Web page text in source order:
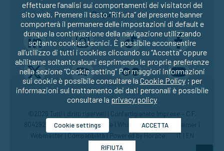
Seguici su:
©2026 Tutti i diritti riservati | Confartigianato Imprese – C.F.
80429270582 |Privacy|Cookie Whistleblowing|Disclaimer
Webmaster|Compatibilità| Powered by Horace IT EN
effettuare l’analisi sui comportamenti dei visitatori del
sito web. Premere il tasto “Rifiuta” del presente banner
comporterà il permanere delle impostazioni di default e
dunque la continuazione della navigazione utilizzando
soltanto cookies tecnici. È possibile acconsentire
all’utilizzo di tutti i cookies cliccando su “Accetta” oppure
abilitarne soltanto alcuni esprimendo le proprie preferenze
nella sezione “Cookie setting” Per maggiori informazioni
sui cookie è possibile consultare la Cookie Policy; per
informazioni sul trattamento dei dati personali è possibile
consultare la privacy policy
Cookie settings ACCETTA
RIFIUTA